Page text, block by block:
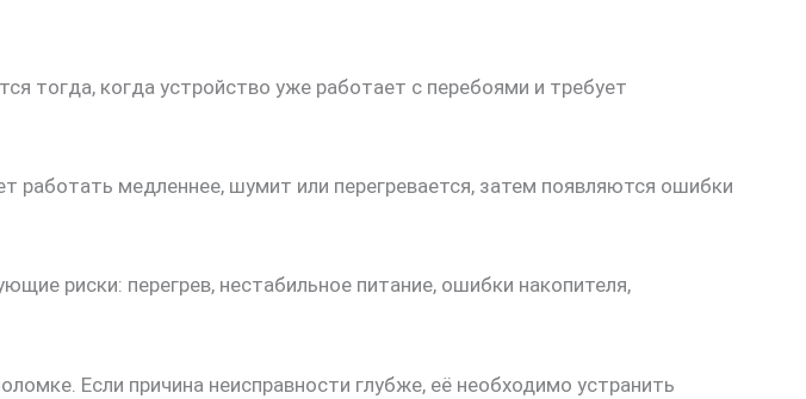
тогда, когда устройство уже работает с перебоями и требует
работать медленнее, шумит или перегревается, затем появляются ошибки
риски: перегрев, нестабильное питание, ошибки накопителя,
Если причина неисправности глубже, её необходимо устранить